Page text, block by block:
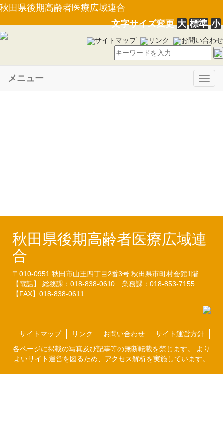
秋田県後期高齢者医療広域連合
文字サイズ変更大 標準 小
サイトマップ リンク お問い合わせ
メニュー
秋田県後期高齢者医療広域連
合
〒010-0951 秋田市山王四丁目2番3号 秋田県市町村会館1階
【電話】 総務課：018-838-0610 業務課：018-853-7155
【FAX】018-838-0611
サイトマップ リンク お問い合わせ
サイト運営方針
各ページに掲載の写真及び記事等の無断転載を禁じます。 より
よいサイト運営を図るため、アクセス解析を実施しています。